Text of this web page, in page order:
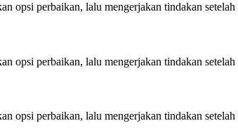
opsi perbaikan, lalu mengerjakan tindakan
opsi perbaikan, lalu mengerjakan tindakan
opsi perbaikan, lalu mengerjakan tindakan